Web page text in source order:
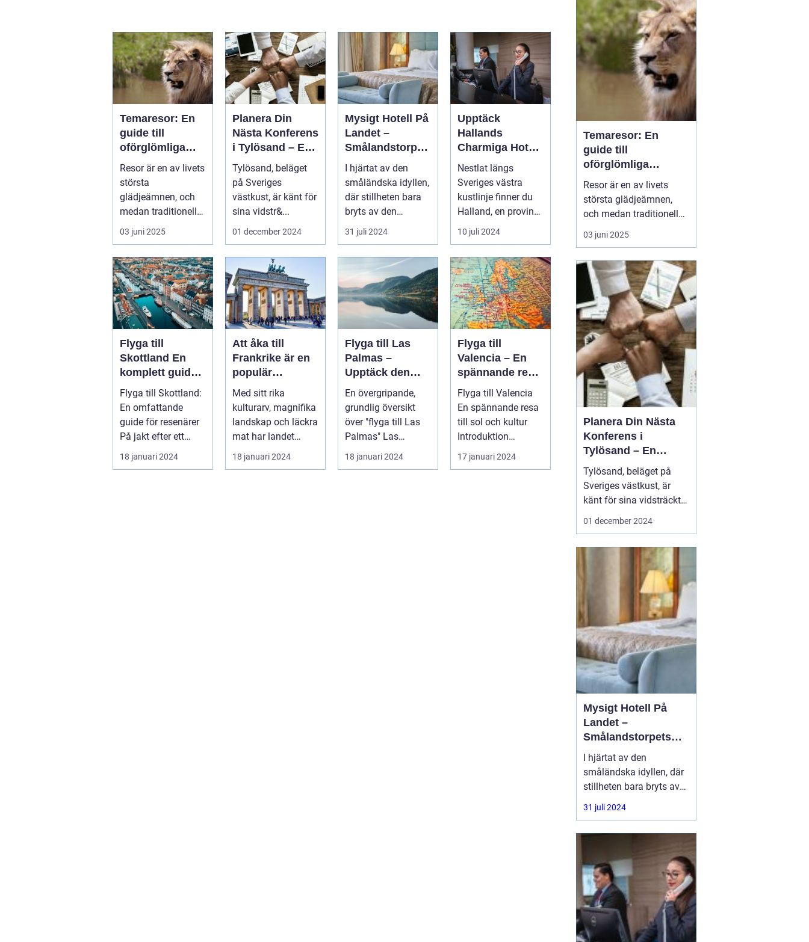
Temaresor: En
guide till
oförglömliga
upplevelser
Resor är en av livets
största
glädjeämnen, och
medan traditionella
resor kan bju...
03 juni 2025
Planera Din
Nästa Konferens
i Tylösand – En
Oslagbar
Upplevelse
Tylösand, beläget
på Sveriges
västkust, är känt för
sina vidstr&...
01 december 2024
Mysigt Hotell På
Landet –
Smålandstorpet
s Enchanted
Retreat
I hjärtat av den
småländska idyllen,
där stillheten bara
bryts av den
harmonisk...
31 juli 2024
Upptäck
Hallands
Charmiga Hotell
och Boende
Nestlat längs
Sveriges västra
kustlinje finner du
Halland, en provins
vars landskap och
ku...
10 juli 2024
Flyga till
Skottland En
komplett guide
för resenärer
Flyga till Skottland:
En omfattande
guide för resenärer
På jakt efter ett
äventyr i det vackra
Skot...
18 januari 2024
Att åka till
Frankrike är en
populär
destination för
många
resenärer
Med sitt rika
kulturarv, magnifika
landskap och läckra
mat har landet
mycket att erbjuda. I
denna ar...
18 januari 2024
Flyga till Las
Palmas –
Upptäck den
underbara ön
Gran Canaria
En övergripande,
grundlig översikt
över "flyga till Las
Palmas" Las
Palmas är
huvudstaden på
18 januari 2024
Flyga till
Valencia – En
spännande resa
till sol och
kultur
Flyga till Valencia
En spännande resa
till sol och kultur
Introduktion
Valencia, beläget
längs Sp...
17 januari 2024
Temaresor: En
guide till
oförglömliga
upplevelser
Resor är en av livets
största glädjeämnen,
och medan traditionella
resor kan bjuda på
avkoppling och vila,
temaresor en unik
möjlighet att fördjupa
sig i specifika intressen
eller aktiviteter. De...
03 juni 2025
Planera Din Nästa
Konferens i
Tylösand – En
Oslagbar
Upplevelse
Tylösand, beläget på
Sveriges västkust, är
känt för sina vidsträckta
stränder, idylliska natur
semesterfirare. Men
bortom sanddynerna
och det friska
01 december 2024
Mysigt Hotell På
Landet –
Smålandstorpets
Enchanted Retreat
I hjärtat av den
småländska idyllen, där
stillheten bara bryts av
den harmoniska sången
från skogens djur, hittar
31 juli 2024